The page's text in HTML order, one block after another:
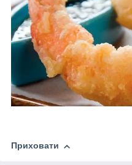
Приховати